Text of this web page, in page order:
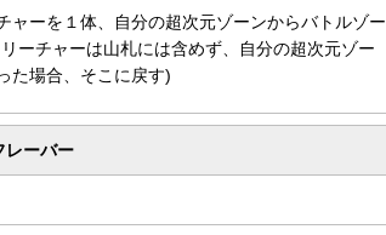
ーを１体、自分の超次元ゾーンからバトルゾー
ーチャーは山札には含めず、自分の超次元ゾー
た場合、そこに戻す)
レーバー